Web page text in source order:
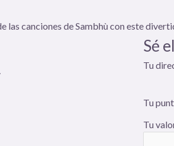
las canciones de Sambhù con este
Sé
Tu
Tu
Tu